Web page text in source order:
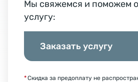
Мы свяжемся и поможем
услугу:
Заказать услугу
*Скидка за предоплату не